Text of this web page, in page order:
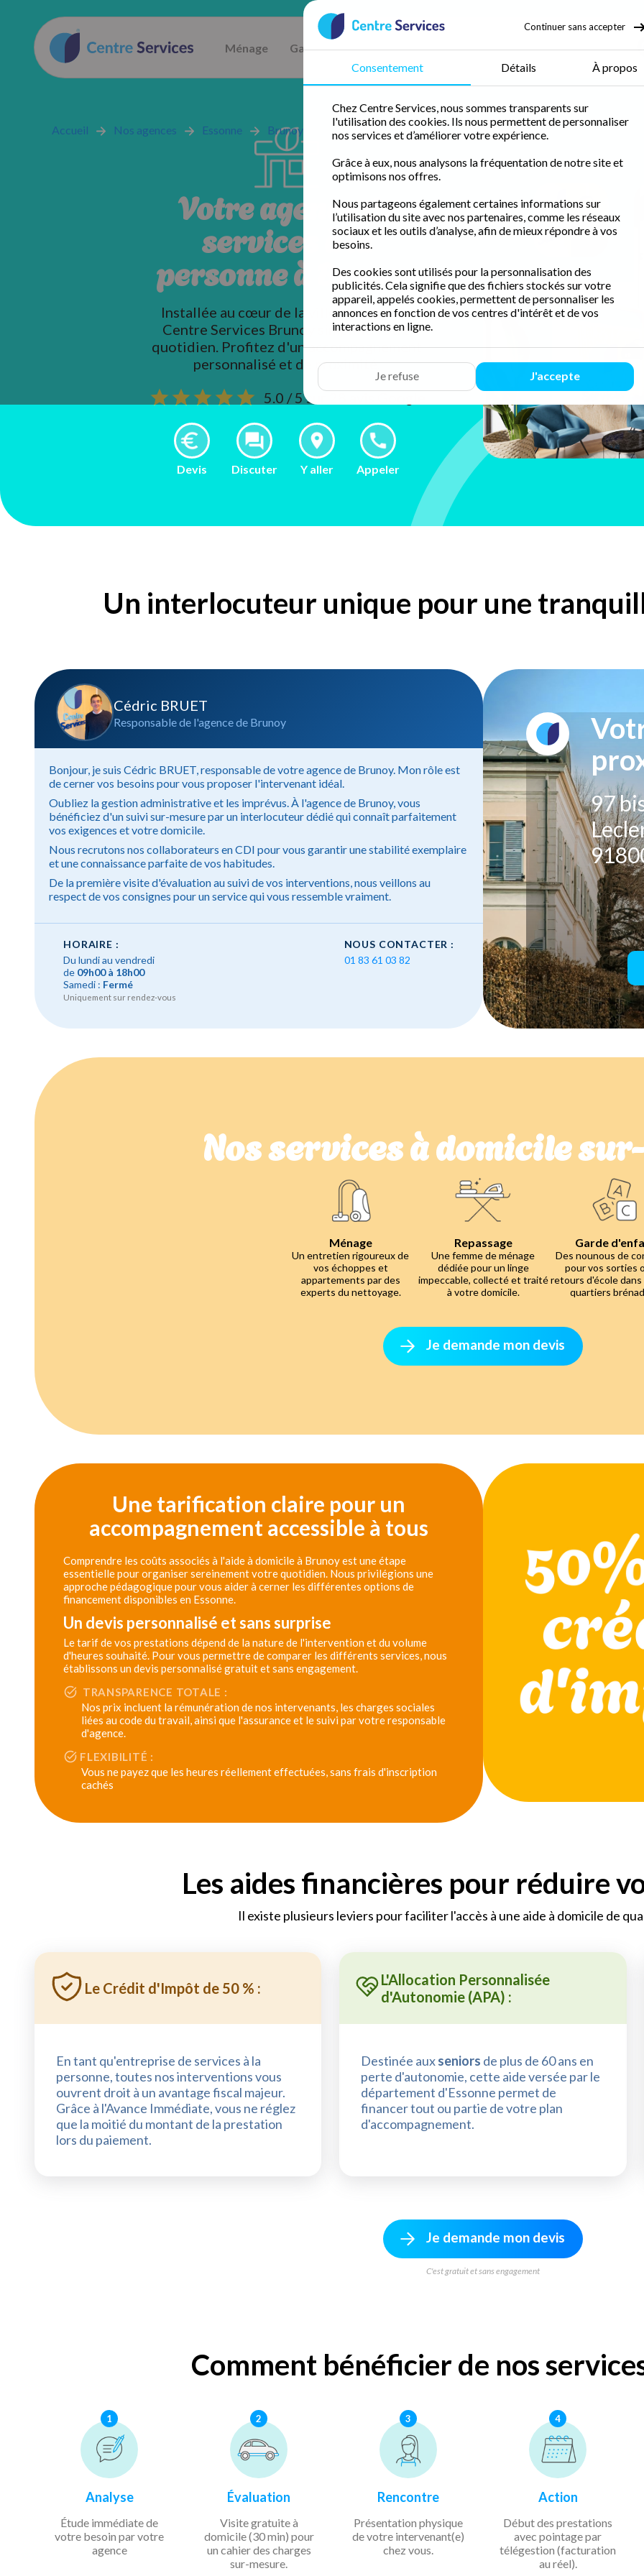
Ménage Garde d'enfant
Continuer sans accepter
Consentement Détails À propos
Chez Centre Services, nous sommes transparents sur
l'utilisation des cookies. Ils nous permettent de personnaliser
nos services et d’améliorer votre expérience.
Grâce à eux, nous analysons la fréquentation de notre site et
optimisons nos offres.
Nous partageons également certaines informations sur
l’utilisation du site avec nos partenaires, comme les réseaux
sociaux et les outils d’analyse, afin de mieux répondre à vos
besoins.
Des cookies sont utilisés pour la personnalisation des
publicités. Cela signifie que des fichiers stockés sur votre
appareil, appelés cookies, permettent de personnaliser les
annonces en fonction de vos centres d'intérêt et de vos
interactions en ligne.
Je refuse J'accepte
Accueil Nos agences Essonne Brunoy
Votre agence de
services à la
personne à Brunoy
Installée au cœur de la ville, l'équipe de
Centre Services Brunoy simplifie votre
quotidien. Profitez d'un accompagnement
personnalisé et de proximité.
5.0 / 5 sur 28 avis
Devis Discuter Y aller Appeler
Cédric
BRUET
Un interlocuteur unique pour une
Cédric BRUET
Responsable de l'agence de Brunoy
Bonjour, je suis Cédric BRUET, responsable de votre agence de Brunoy. Mon rôle est
de cerner vos besoins pour vous proposer l'intervenant idéal.
Oubliez la gestion administrative et les imprévus. À l'agence de Brunoy, vous
bénéficiez d'un suivi sur-mesure par un interlocuteur dédié qui connaît parfaitement
vos exigences et votre domicile.
Nous recrutons nos collaborateurs en CDI pour vous garantir une stabilité exemplaire
et une connaissance parfaite de vos habitudes.
De la première visite d'évaluation au suivi de vos interventions, nous veillons au
respect de vos consignes pour un service qui vous ressemble vraiment.
HORAIRE :
Du lundi au vendredi
de 09h00 à 18h00
Samedi : Fermé
Uniquement sur rendez-vous
NOUS CONTACTER :
01 83 61 03 82
97
Nos services à domicile
Ménage
Un entretien rigoureux de
vos échoppes et
appartements par des
experts du nettoyage.
Repassage
Une femme de ménage
dédiée pour un linge
impeccable, collecté et traité
à votre domicile.
Garde
Des nounous de
pour vos sorties
retours d'école
quartiers
Je demande mon devis
Une tarification claire pour un
accompagnement accessible à tous
Comprendre les coûts associés à l'aide à domicile à Brunoy est une étape
essentielle pour organiser sereinement votre quotidien. Nous privilégions une
approche pédagogique pour vous aider à cerner les différentes options de
financement disponibles en Essonne.
Un devis personnalisé et sans surprise
Le tarif de vos prestations dépend de la nature de l'intervention et du volume
d'heures souhaité. Pour vous permettre de comparer les différents services, nous
établissons un devis personnalisé gratuit et sans engagement.
TRANSPARENCE TOTALE :
Nos prix incluent la rémunération de nos intervenants, les charges sociales
liées au code du travail, ainsi que l'assurance et le suivi par votre responsable
d'agence.
FLEXIBILITÉ :
Vous ne payez que les heures réellement effectuées, sans frais d'inscription
cachés
Les aides financières pour réduire
Il existe plusieurs leviers pour faciliter l'accès à une aide à domicile de
Le Crédit d'Impôt de 50 % :
En tant qu'entreprise de services à la
personne, toutes nos interventions vous
ouvrent droit à un avantage fiscal majeur.
Grâce à l'Avance Immédiate, vous ne réglez
que la moitié du montant de la prestation
lors du paiement.
L'Allocation Personnalisée
d'Autonomie (APA) :
Destinée auxseniors de plus de 60 ans en
perte d'autonomie, cette aide versée par le
département d'Essonne permet de
financer tout ou partie de votre plan
d'accompagnement.
Je demande mon devis
C'est gratuit et sans engagement
Comment bénéficier de nos
1
Analyse
Étude immédiate de
votre besoin par votre
agence
2
Évaluation
Visite gratuite à
domicile (30 min) pour
un cahier des charges
sur-mesure.
3
Rencontre
Présentation physique
de votre intervenant(e)
chez vous.
4
Action
Début des prestations
avec pointage par
télégestion (facturation
au réel).